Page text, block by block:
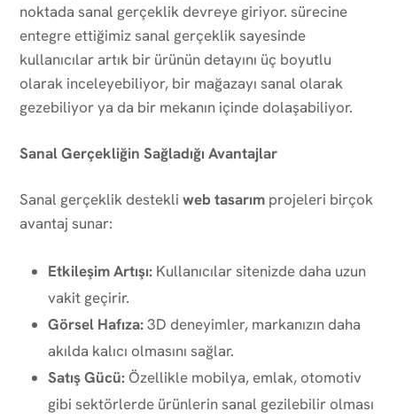
noktada sanal gerçeklik devreye giriyor. sürecine
entegre ettiğimiz sanal gerçeklik sayesinde
kullanıcılar artık bir ürünün detayını üç boyutlu
olarak inceleyebiliyor, bir mağazayı sanal olarak
gezebiliyor ya da bir mekanın içinde dolaşabiliyor.
Sanal Gerçekliğin Sağladığı Avantajlar
Sanal gerçeklik destekli web tasarım projeleri birçok
avantaj sunar:
Etkileşim Artışı: Kullanıcılar sitenizde daha uzun
vakit geçirir.
Görsel Hafıza:3D deneyimler, markanızın daha
akılda kalıcı olmasını sağlar.
Satış Gücü: Özellikle mobilya, emlak, otomotiv
gibi sektörlerde ürünlerin sanal gezilebilir olması